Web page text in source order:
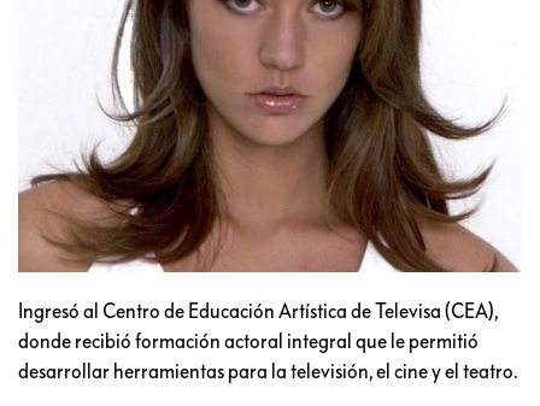
Ingresó al Centro de Educación Artística de Televisa (CEA),
donde recibió formación actoral integral que le permitió
desarrollar herramientas para la televisión, el cine y el teatro.